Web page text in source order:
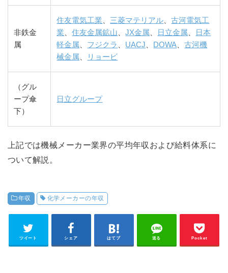
非鉄金
属
住友電気工業、三菱マテリアル、古河電気工
業、住友金属鉱山、JX金属、 日立金属、
日本
軽金属、 フジクラ 、 UACJ、 DOWA、古河機
械金属、 リョービ
（グル
ープ傘
下）
日立グループ
上記では機械メーカー業界の平均年収および給料体系に
ついて解説。
年収 化学メーカーの年収
ツイート シェア はてブ 送る Pocket